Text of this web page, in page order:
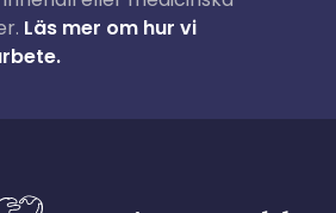
Läs mer om hur vi